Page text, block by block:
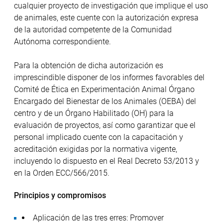
cualquier proyecto de investigación que implique el uso
de animales, este cuente con la autorización expresa
de la autoridad competente de la Comunidad
Autónoma correspondiente.
Para la obtención de dicha autorización es
imprescindible disponer de los informes favorables del
Comité de Ética en Experimentación Animal Órgano
Encargado del Bienestar de los Animales (OEBA) del
centro y de un Órgano Habilitado (OH) para la
evaluación de proyectos, así como garantizar que el
personal implicado cuente con la capacitación y
acreditación exigidas por la normativa vigente,
incluyendo lo dispuesto en el Real Decreto 53/2013 y
en la Orden ECC/566/2015.
Principios y compromisos
Aplicación de las tres erres: Promover